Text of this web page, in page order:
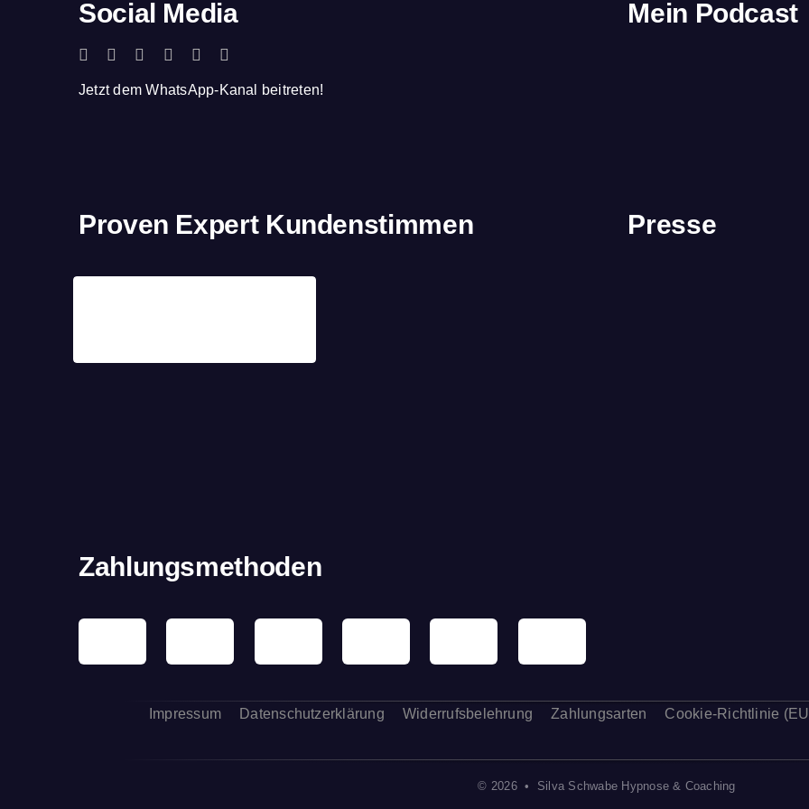
Social Media
Jetzt dem WhatsApp-Kanal beitreten!
Mein Podcast
Proven Expert Kundenstimmen Presse
Zahlungsmethoden
Impressum Datenschutzerklärung Widerrufsbelehrung Zahlungsarten Cookie-Richtlinie
© 2026 • Silva Schwabe Hypnose & Coaching